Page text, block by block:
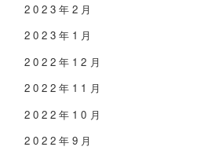
2023年2月
2023年1月
2022年12月
2022年11月
2022年10月
2022年9月